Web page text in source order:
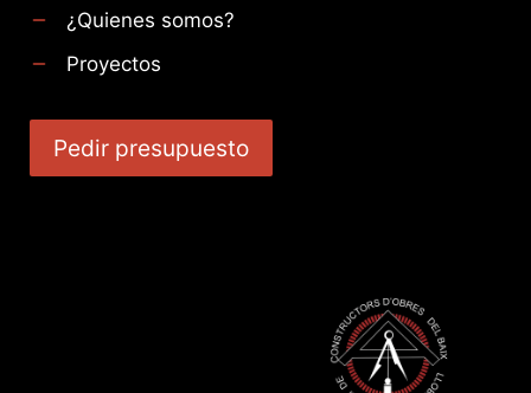
¿Quienes somos?
Proyectos
Pedir presupuesto